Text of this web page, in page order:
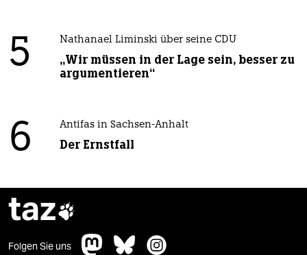
5 Nathanael Liminski über seine CDU
„Wir müssen in der Lage sein, besser zu
argumentieren“
6 Antifas in Sachsen-Anhalt
Der Ernstfall
taz
Folgen Sie uns